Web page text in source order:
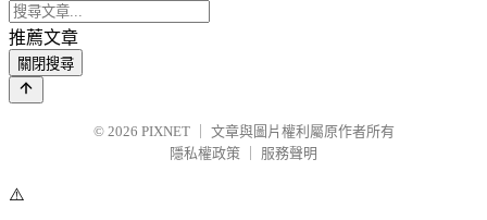
推薦文章
關閉搜尋
© 2026 PIXNET
文章與圖片權利屬原作者所有
隱私權政策
服務聲明
⚠️